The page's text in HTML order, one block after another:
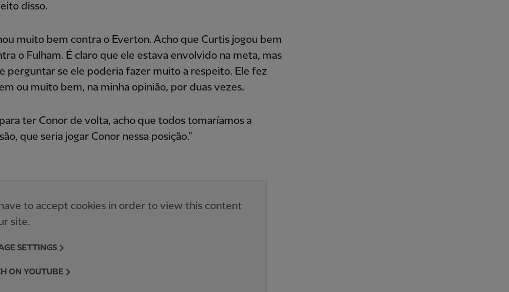
disso.
muito bem contra o Everton. Acho que Curtis jogou bem
o Fulham. É claro que ele estava envolvido na meta, mas
perguntar se ele poderia fazer muito a respeito. Ele fez
ou muito bem, na minha opinião, por duas vezes.
para ter Conor de volta, acho que todos tomaríamos a
que seria jogar Conor nessa posição.”
to accept cookies in order to view this content
site.
SETTINGS
ON YOUTUBE